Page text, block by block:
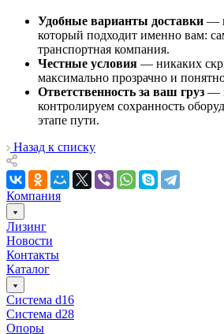
Удобные варианты доставки —
который подходит именно вам:
транспортная компания.
Честные условия — никаких
максимально прозрачно и
Ответственность за ваш груз —
контролируем сохранность
этапе пути.
Назад к списку
Компания
Лизинг
Новости
Контакты
Каталог
Система d16
Система d28
Опоры